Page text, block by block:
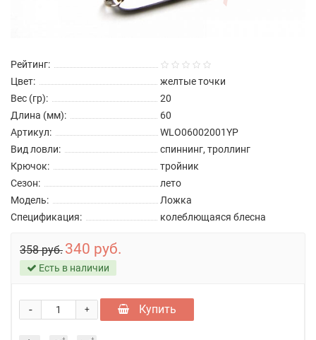
Рейтинг:
Цвет:
желтые точки
Вес (гр):
20
Длина (мм):
60
Артикул:
WLO06002001YP
Вид ловли:
спиннинг, троллинг
Крючок:
тройник
Сезон:
лето
Модель:
Ложка
Спецификация:
колеблющаяся блесна
358 руб. 340 руб.
Есть в наличии
+
- Купить